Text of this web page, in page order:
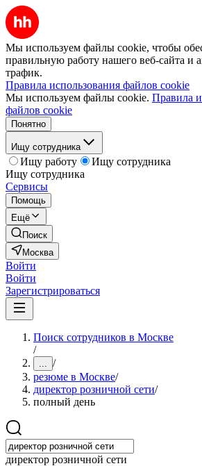
Мы используем файлы cookie, чтобы
правильную работу нашего веб-сайта и
трафик.
Правила использования файлов cookie
Мы используем файлы cookie. Правила
файлов cookie
Понятно
Ищу сотрудника
Ищу работу
Ищу сотрудника
Ищу сотрудника
Сервисы
Помощь
Ещё
Поиск
Москва
Войти
Войти
Зарегистрироваться
Поиск сотрудников в Москве
/
... /
резюме в Москве/
директор розничной сети/
полный день
директор розничной сети